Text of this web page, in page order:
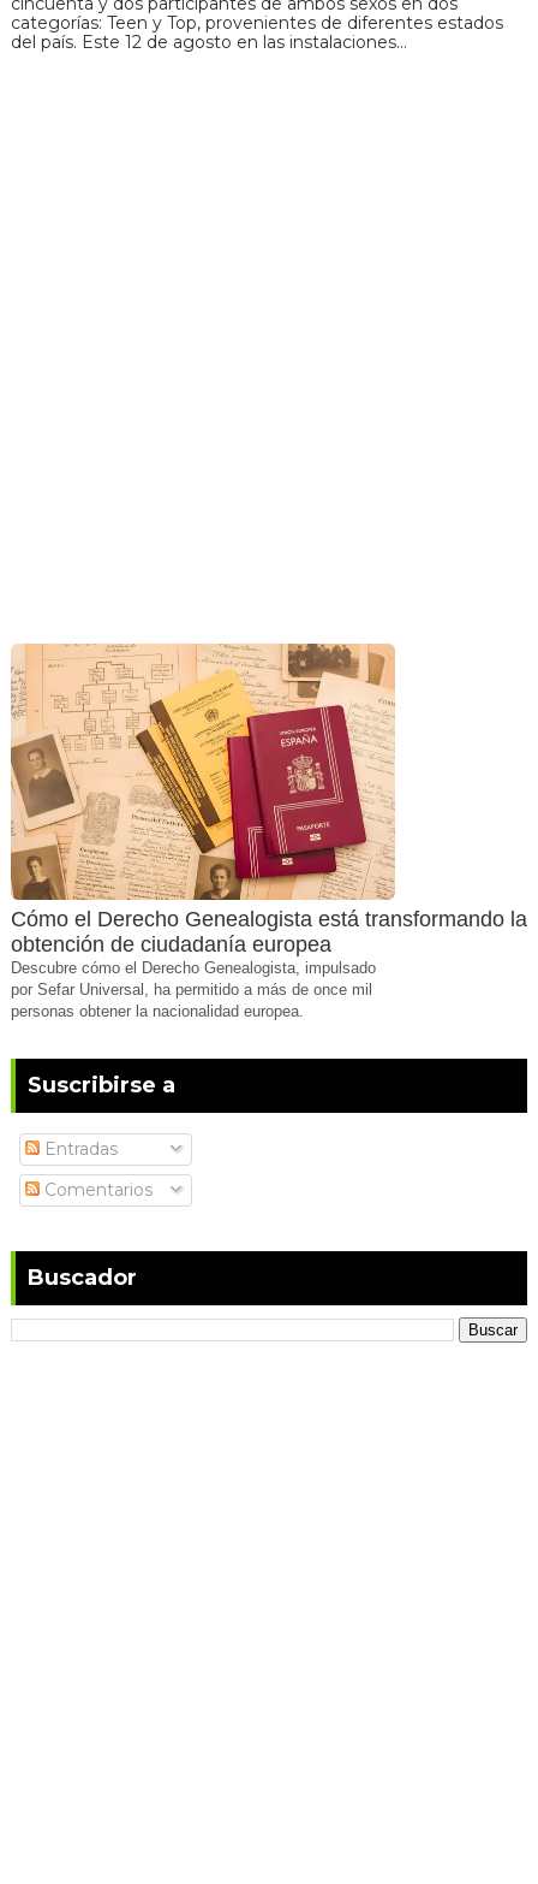
categorías: Teen y Top, provenientes de diferentes estados
del país. Este 12 de agosto en las instalaciones…
Cómo el Derecho Genealogista está transformando la
obtención de ciudadanía europea
Descubre cómo el Derecho Genealogista, impulsado
por Sefar Universal, ha permitido a más de once mil
personas obtener la nacionalidad europea.
Suscribirse a
Entradas
Comentarios
Buscador